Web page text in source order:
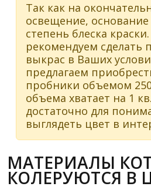
Так как на
освещение, основание
степень блеска
рекомендуем сделать
выкрас в Ваших
предлагаем
пробники объемом
объема хватает на 1
достаточно для
выглядеть цвет в
МАТЕРИАЛЫ
КОЛЕРУЮТСЯ В